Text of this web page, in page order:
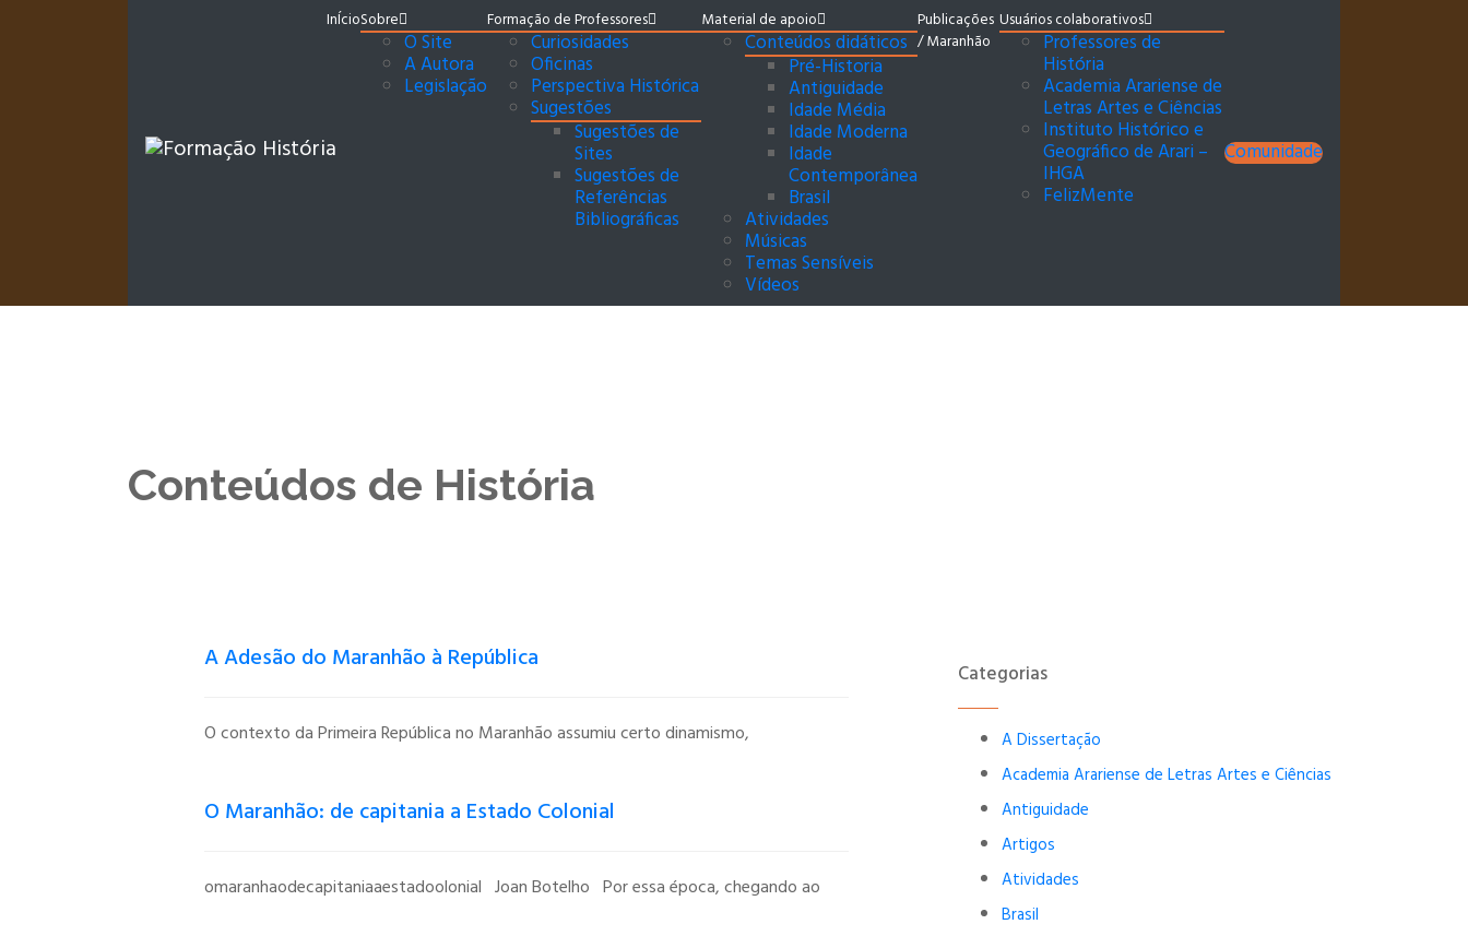
InÍcioSobre
O Site
A Autora
Legislação
Formação de Professores
Curiosidades
Oficinas
Perspectiva Histórica
Sugestões
Sugestões de
Sites
Sugestões de
Referências
Bibliográficas
Material de apoio
Conteúdos didáticos
Pré-Historia
Antiguidade
Idade Média
Idade Moderna
Idade
Contemporânea
Brasil
Atividades
Músicas
Temas Sensíveis
Vídeos
Publicações
/ Maranhão
Usuários colaborativos
Professores de
História
Academia Arariense de
Letras Artes e Ciências
Instituto Histórico e
Geográfico de Arari –
IHGA
FelizMente
Comunidade
Conteúdos de História
A Adesão do Maranhão à República
O contexto da Primeira República no Maranhão assumiu certo dinamismo,
Continue Lendo ...
O Maranhão: de capitania a Estado Colonial
omaranhaodecapitaniaaestadoolonial Joan Botelho Por essa época, chegando ao
Categorias
A Dissertação
Academia Arariense de Letras Artes e Ciências
Antiguidade
Artigos
Atividades
Brasil